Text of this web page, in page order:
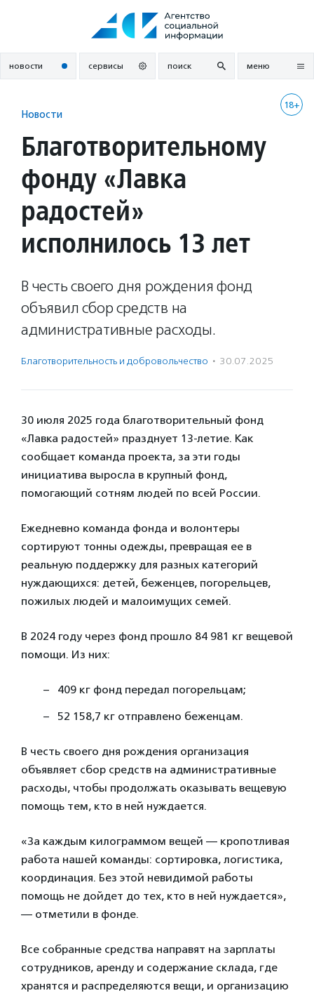
новости сервисы поиск меню
18+
Новости
Благотворительному
фонду «Лавка
радостей»
исполнилось 13 лет
В честь своего дня рождения фонд
объявил сбор средств на
административные расходы.
Благотвори­тель­ность и доброволь­чест­во · 30.07.2025
30 июля 2025 года благотворительный фонд
«Лавка радостей» празднует 13-летие. Как
сообщает команда проекта, за эти годы
инициатива выросла в крупный фонд,
помогающий сотням людей по всей России.
Ежедневно команда фонда и волонтеры
сортируют тонны одежды, превращая ее в
реальную поддержку для разных категорий
нуждающихся: детей, беженцев, погорельцев,
пожилых людей и малоимущих семей.
В 2024 году через фонд прошло 84 981 кг вещевой
помощи. Из них:
409 кг фонд передал погорельцам;
52 158,7 кг отправлено беженцам.
В честь своего дня рождения организация
объявляет сбор средств на административные
расходы, чтобы продолжать оказывать вещевую
помощь тем, кто в ней нуждается.
«За каждым килограммом вещей — кропотливая
работа нашей команды: сортировка, логистика,
координация. Без этой невидимой работы
помощь не дойдет до тех, кто в ней нуждается»,
— отметили в фонде.
Все собранные средства направят на зарплаты
сотрудников, аренду и содержание склада, где
хранятся и распределяются вещи, и организацию